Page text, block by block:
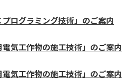
プログラミング技術」のご案内
電気工作物の施工技術」のご案内
電気工作物の施工技術」のご案内